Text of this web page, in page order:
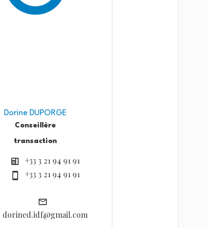
Dorine DUPORGE
Conseillère
transaction
+33 3 21 94 91 91
+33 3 21 94 91 91
dorined.idf@gmail.com